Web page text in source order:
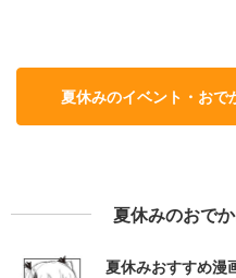
夏休みのイベント・おで
夏休みのおで
夏休みおすすめ漫